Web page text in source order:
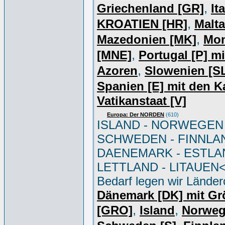
Griechenland [GR],
KROATIEN [HR],
Mazedonien [MK],
[MNE], Portugal [P]
Azoren, Slowenien
Spanien [E] mit den
Vatikanstaat [V]
Europa: Der NORDEN (610)
ISLAND -
SCHWEDEN -
DAENEMARK -
LETTLAND -
Bedarf legen wir
Dänemark [DK] mit
[GRO], Island,